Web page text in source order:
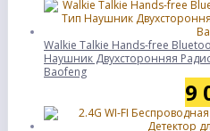
Walkie Talkie Hands-free
Наушник Двухсторонняя
Baofeng
9